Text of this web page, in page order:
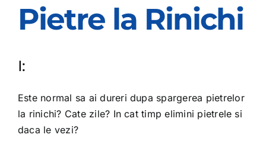
Pietre la Rinichi
I:
Este normal sa ai dureri dupa spargerea pietrelor
la rinichi? Cate zile? In cat timp elimini pietrele si
daca le vezi?